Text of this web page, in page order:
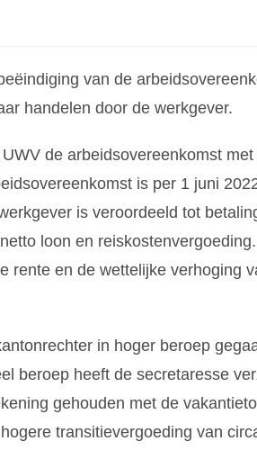
van de
handelen door de werkgever.
de arbeidsovereenkomst
is per 1 juni
is veroordeeld tot
loon en
rente en de wettelijke verhoging
in hoger beroep
beroep heeft de secretaresse
gehouden met de
transitievergoeding van